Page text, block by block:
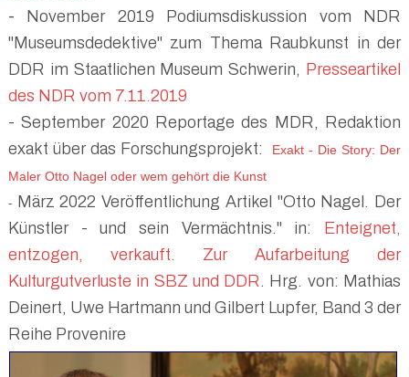
- November 2019 Podiumsdiskussion vom NDR
"Museumsdedektive" zum Thema Raubkunst in der
DDR im Staatlichen Museum Schwerin, Presseartikel
des NDR vom 7.11.2019
- September 2020 Reportage des MDR, Redaktion
exakt über das Forschungsprojekt:
Exakt - Die Story: Der
Maler Otto Nagel oder wem gehört die Kunst
- März 2022 Veröffentlichung Artikel "Otto Nagel. Der
Künstler - und sein Vermächtnis." in: Enteignet,
entzogen, verkauft. Zur Aufarbeitung der
Kulturgutverluste in SBZ und DDR . Hrg. von: Mathias
Deinert, Uwe Hartmann und Gilbert Lupfer, Band 3 der
Reihe Provenire